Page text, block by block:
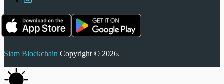
Siam Blockchain Copyright © 2026.